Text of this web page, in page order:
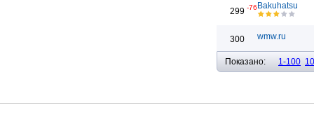
299 -76 Bakuhatsu
300 wmw.ru
Показано: 1-100